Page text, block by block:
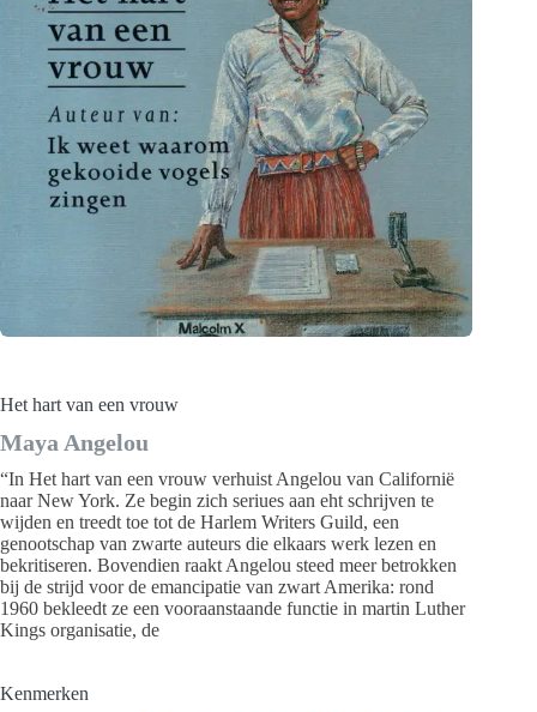
Het hart van een vrouw
Maya Angelou
“In Het hart van een vrouw verhuist Angelou van Californië
naar New York. Ze begin zich seriues aan eht schrijven te
wijden en treedt toe tot de Harlem Writers Guild, een
genootschap van zwarte auteurs die elkaars werk lezen en
bekritiseren. Bovendien raakt Angelou steed meer betrokken
bij de strijd voor de emancipatie van zwart Amerika: rond
1960 bekleedt ze een vooraanstaande functie in martin Luther
Kings organisatie, de
Kenmerken